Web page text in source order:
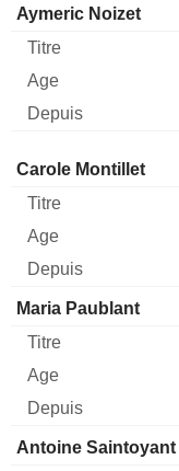
Aymeric Noizet
Administrateur Titre
Carole Montillet
Maria Paublant
Antoine Saintoyant